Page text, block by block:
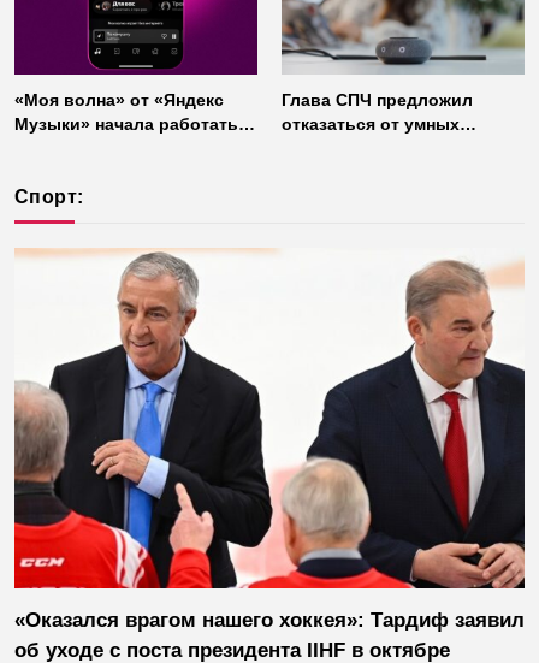
«Моя волна» от «Яндекс
Музыки» начала работать
Глава СПЧ предложил
отказаться от умных
Спорт:
«Оказался врагом нашего хоккея»: Тардиф заявил
об уходе с поста президента IIHF в октябре